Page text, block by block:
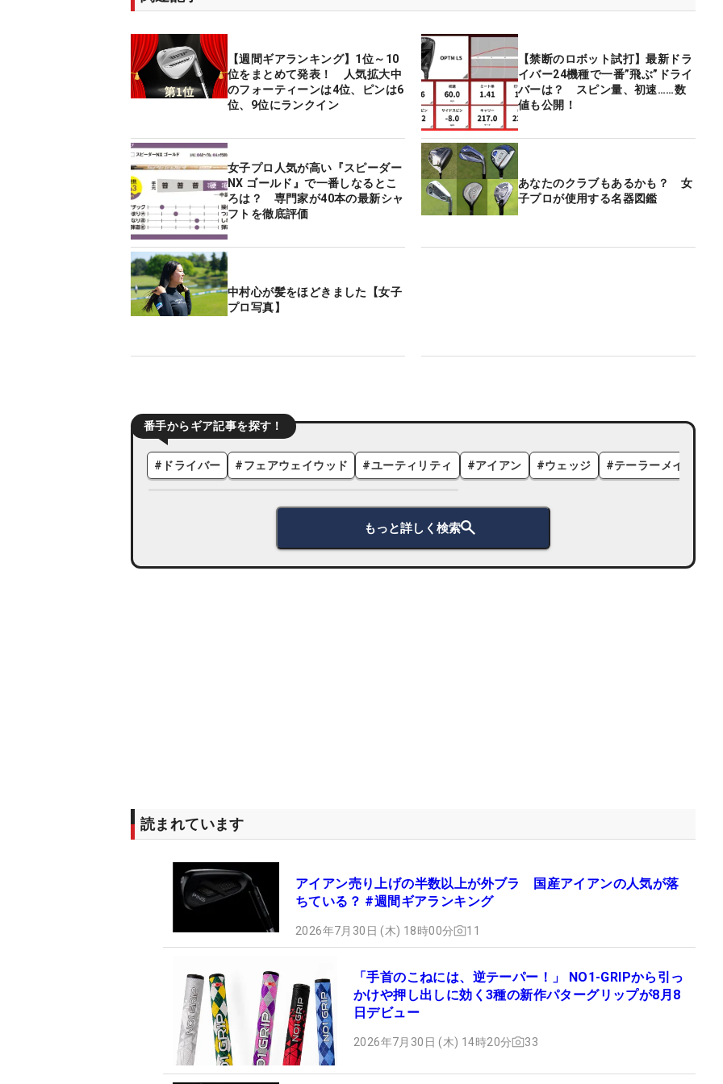
【週間ギアランキング】1位～10
位をまとめて発表！ 人気拡大中
のフォーティーンは4位、ピンは6
位、9位にランクイン
【禁断のロボット試打】最新ドラ
イバー24機種で一番”飛ぶ”ドライ
バーは？ スピン量、初速……数
値も公開！
女子プロ人気が高い『スピーダー
NX ゴールド』で一番しなるとこ
ろは？ 専門家が40本の最新シャ
フトを徹底評価
あなたのクラブもあるかも？ 女
子プロが使用する名器図鑑
中村心が髪をほどきました【女子
プロ写真】
番手からギア記事を探す！
# ドライバー #フェアウェイウッド #ユーティリティ #アイアン #ウェッジ #テーラーメイド
もっと詳しく検索
読まれています
アイアン売り上げの半数以上が外ブラ 国産アイアンの人気が落
ちている？ #週間ギアランキング
2026年7月30日 (木) 18時00分 11
「手首のこねには、逆テーパー！」 NO1-GRIPから引っ
かけや押し出しに効く3種の新作パターグリップが8月8
日デビュー
2026年7月30日 (木) 14時20分 33